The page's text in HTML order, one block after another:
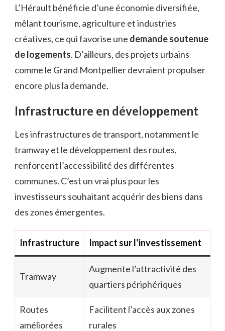
L’Hérault bénéficie d’une économie diversifiée,
mêlant tourisme, agriculture et industries
créatives, ce qui favorise une demande soutenue
de logements. D’ailleurs, des projets urbains
comme le Grand Montpellier devraient propulser
encore plus la demande.
Infrastructure en développement
Les infrastructures de transport, notamment le
tramway et le développement des routes,
renforcent l’accessibilité des différentes
communes. C’est un vrai plus pour les
investisseurs souhaitant acquérir des biens dans
des zones émergentes.
Infrastructure Impact sur l’investissement
Tramway
Augmente l’attractivité des
quartiers périphériques
Routes
améliorées
Facilitent l’accès aux zones
rurales